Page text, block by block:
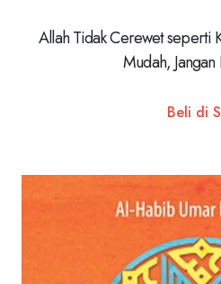
Allah Tidak Cerewet seperti
Mudah,
Beli di